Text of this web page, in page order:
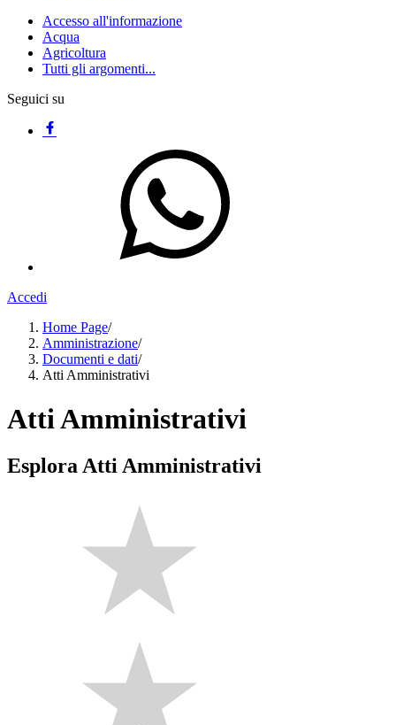
Accesso all'informazione
Acqua
Agricoltura
Tutti gli argomenti...
Seguici su
Accedi
Home Page/
Amministrazione/
Documenti e dati/
Atti Amministrativi
Atti Amministrativi
Esplora Atti Amministrativi